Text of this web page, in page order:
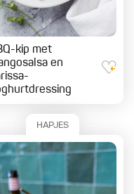
kip met
en
HAPJES